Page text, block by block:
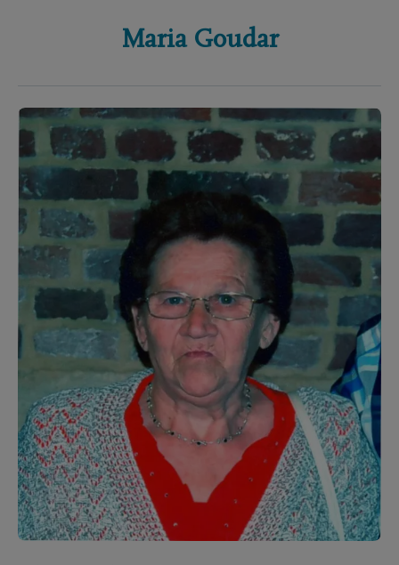
Maria Goudar